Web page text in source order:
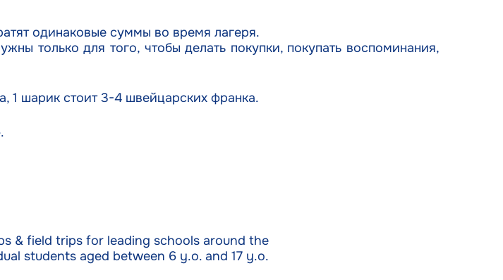
одинаковые суммы во время лагеря.
только для того, чтобы делать покупки, покупать воспоминания,
1 шарик стоит 3-4 швейцарских франка.
& field trips for leading schools around the
students aged between 6 y.o. and 17 y.o.